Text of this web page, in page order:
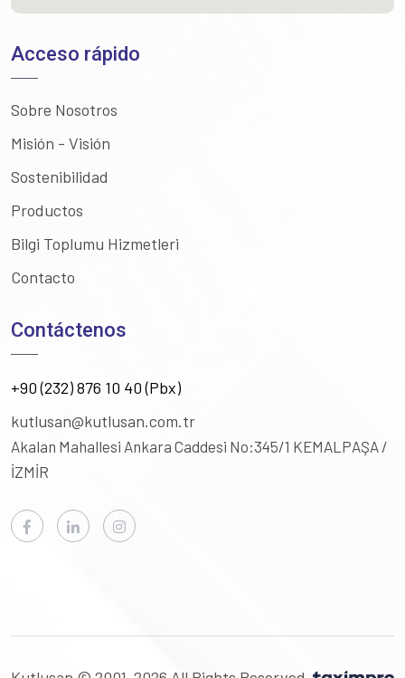
Acceso rápido
Sobre Nosotros
Misión - Visión
Sostenibilidad
Productos
Bilgi Toplumu Hizmetleri
Contacto
Contáctenos
+90 (232) 876 10 40 (Pbx)
kutlusan@kutlusan.com.tr
Akalan Mahallesi Ankara Caddesi No:345/1 KEMALPAŞA /
İZMİR